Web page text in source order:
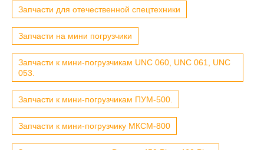
Запчасти для отечественной спецтехники
Запчасти на мини погрузчики
Запчасти к мини-погрузчикам UNC 060, UNC 061, UNC
053.
Запчасти к мини-погрузчикам ПУМ-500.
Запчасти к мини-погрузчику МКСМ-800